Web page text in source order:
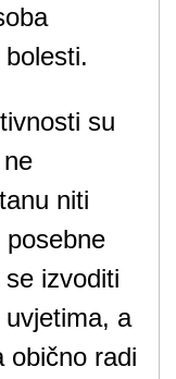
su
niti
posebne
izvoditi
a
obično radi